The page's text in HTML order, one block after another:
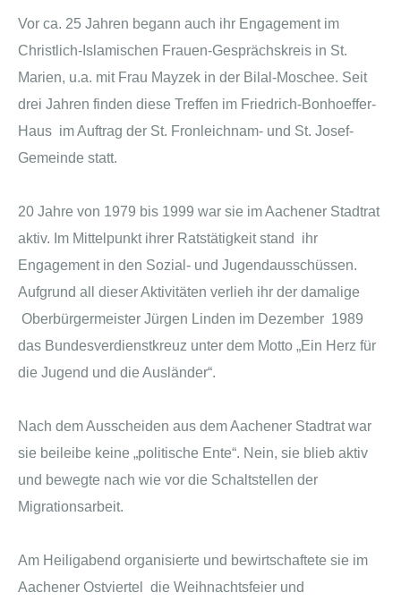
Vor ca. 25 Jahren begann auch ihr Engagement im
Christlich-Islamischen Frauen-Gesprächskreis in St.
Marien, u.a. mit Frau Mayzek in der Bilal-Moschee. Seit
drei Jahren finden diese Treffen im Friedrich-Bonhoeffer-
Haus im Auftrag der St. Fronleichnam- und St. Josef-
Gemeinde statt.
20 Jahre von 1979 bis 1999 war sie im Aachener Stadtrat
aktiv. Im Mittelpunkt ihrer Ratstätigkeit stand ihr
Engagement in den Sozial- und Jugendausschüssen.
Aufgrund all dieser Aktivitäten verlieh ihr der damalige
Oberbürgermeister Jürgen Linden im Dezember 1989
das Bundesverdienstkreuz unter dem Motto „Ein Herz für
die Jugend und die Ausländer“.
Nach dem Ausscheiden aus dem Aachener Stadtrat war
sie beileibe keine „politische Ente“. Nein, sie blieb aktiv
und bewegte nach wie vor die Schaltstellen der
Migrationsarbeit.
Am Heiligabend organisierte und bewirtschaftete sie im
Aachener Ostviertel die Weihnachtsfeier und